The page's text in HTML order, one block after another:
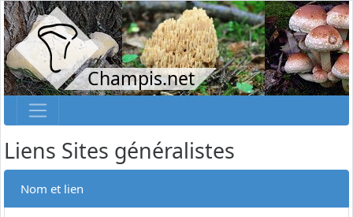
Champis.net
Liens Sites généralistes
Nom et lien